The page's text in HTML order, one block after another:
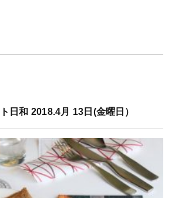
日和 2018.4月 13日(金曜日）